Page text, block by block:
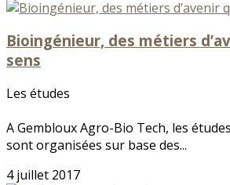
Bioingénieur, des métiers
sens
Les études
A Gembloux Agro-Bio Tech, les
sont organisées sur base des...
4 juillet 2017